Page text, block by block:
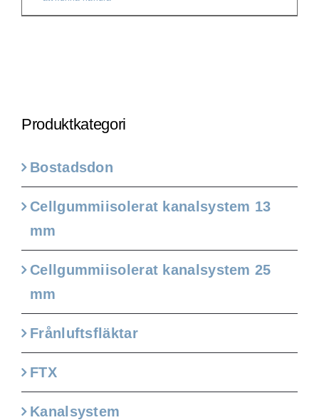
Produktkategori
Bostadsdon
Cellgummiisolerat kanalsystem 13
mm
Cellgummiisolerat kanalsystem 25
mm
Frånluftsfläktar
FTX
Kanalsystem